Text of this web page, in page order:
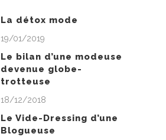
La détox mode
19/01/2019
Le bilan d’une modeuse
devenue globe-
trotteuse
18/12/2018
Le Vide-Dressing d’une
Blogueuse